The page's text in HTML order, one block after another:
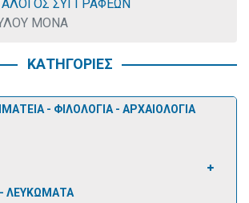
ΣΥΓΓΡΑΦΕΩΝ
ΜΟΝΑ
ΚΑΤΗΓΟΡΙΕΣ
- ΦΙΛΟΛΟΓΙΑ - ΑΡΧΑΙΟΛΟΓΙΑ
- ΛΕΥΚΩΜΑΤΑ